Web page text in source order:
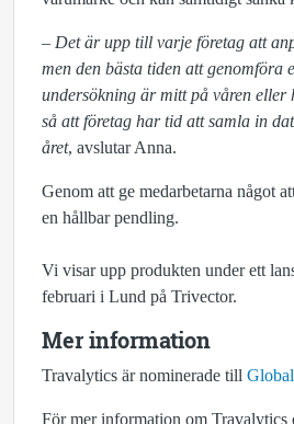
– Det är upp till varje företag att
men den bästa tiden att genomföra
undersökning är mitt på våren eller
så att företag har tid att samla in
året, avslutar Anna.
Genom att ge medarbetarna något
en hållbar pendling.
Vi visar upp produkten under ett
februari i Lund på Trivector.
Mer information
Travalytics är nominerade till
För mer information om Travalytics